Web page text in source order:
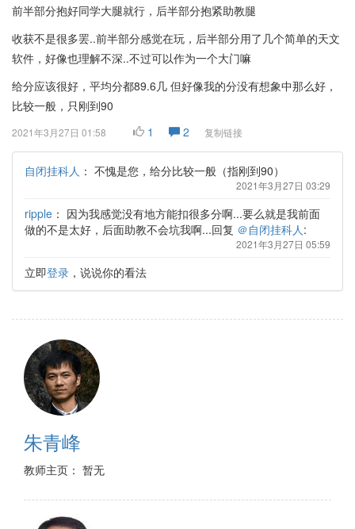
前半部分抱好同学大腿就行，后半部分抱紧助教腿
收获不是很多罢..前半部分感觉在玩，后半部分用了几个简单的天文
软件，好像也理解不深..不过可以作为一个大门嘛
给分应该很好，平均分都89.6几 但好像我的分没有想象中那么好，
比较一般，只刚到90
2021年3月27日 01:58 1 2 复制链接
自闭挂科人 ： 不愧是您，给分比较一般（指刚到90）
2021年3月27日 03:29
ripple ： 因为我感觉没有地方能扣很多分啊...要么就是我前面
做的不是太好，后面助教不会坑我啊...回复 ＠自闭挂科人:
2021年3月27日 05:59
立即登录 ，说说你的看法
朱青峰
教师主页： 暂无